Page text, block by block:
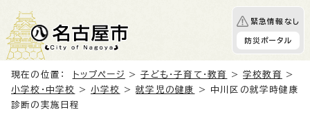
緊急情報なし
防災ポータル
現在の位置： トップページ >子ども・子育て・教育 >学校教育
>
小学校・中学校
>小学校 >就学児の健康
> 中川区の就学時健康
診断の実施日程